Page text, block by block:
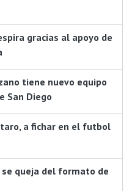
gracias al apoyo de
tiene nuevo equipo
San Diego
a fichar en el futbol
queja del formato de